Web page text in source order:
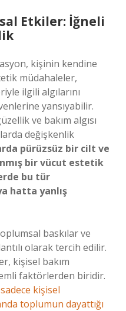
Etkiler: İğneli
kişinin kendine
müdahaleler,
ilgili algılarını
yansıyabilir.
ve bakım algısı
değişkenlik
pürüzsüz bir cilt ve
bir vücut estetik
bu tür
hatta yanlış
baskılar ve
olarak tercih edilir.
kişisel bakım
faktörlerden biridir.
kişisel
toplumun dayattığı